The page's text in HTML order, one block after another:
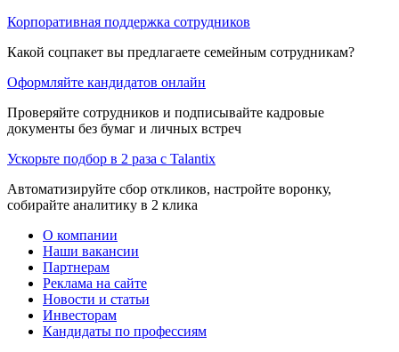
Корпоративная поддержка сотрудников
Какой соцпакет вы предлагаете семейным сотрудникам?
Оформляйте кандидатов онлайн
Проверяйте сотрудников и подписывайте кадровые
документы без бумаг и личных встреч
Ускорьте подбор в 2 раза с Talantix
Автоматизируйте сбор откликов, настройте воронку,
собирайте аналитику в 2 клика
О компании
Наши вакансии
Партнерам
Реклама на сайте
Новости и статьи
Инвесторам
Кандидаты по профессиям